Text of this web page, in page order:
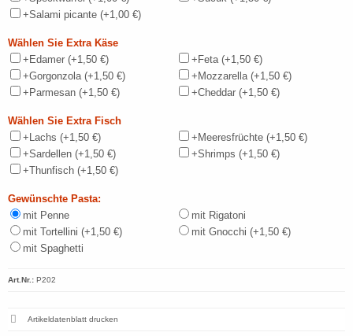
Art.Nr.: P202
Artikeldatenblatt drucken
+Salami picante (+1,00 €)
Wählen Sie Extra Käse
+Edamer (+1,50 €) +Feta (+1,50 €)
+Gorgonzola (+1,50 €) +Mozzarella (+1,50 €)
+Parmesan (+1,50 €) +Cheddar (+1,50 €)
Wählen Sie Extra Fisch
+Lachs (+1,50 €) +Meeresfrüchte (+1,50 €)
+Sardellen (+1,50 €) +Shrimps (+1,50 €)
+Thunfisch (+1,50 €)
Gewünschte Pasta:
mit Penne
mit Rigatoni
mit Tortellini (+1,50 €) mit Gnocchi (+1,50 €)
mit Spaghetti